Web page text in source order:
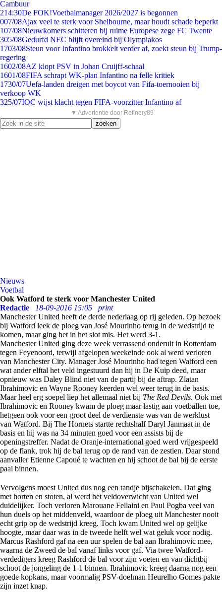
Cambuur
214:30De FOK!Voetbalmanager 2026/2027 is begonnen
007/08Ajax veel te sterk voor Shelbourne, maar houdt schade beperkt
107/08Nieuwkomers schitteren bij ruime Europese zege FC Twente
305/08Gedurfd NEC blijft overeind bij Olympiakos
1703/08Steun voor Infantino brokkelt verder af, zoekt steun bij Trump-
regering
1602/08AZ klopt PSV in Johan Cruijff-schaal
1601/08FIFA schrapt WK-plan Infantino na felle kritiek
1730/07Uefa-landen dreigen met boycot van Fifa-toernooien bij
verkoop WK
325/07IOC wijst klacht tegen FIFA-voorzitter Infantino af
▼ Advertentie door Refinery89
Nieuws
Voetbal
Ook Watford te sterk voor Manchester United
Redactie
18-09-2016 15:05
print
Manchester United heeft de derde nederlaag op rij geleden. Op bezoek
bij Watford leek de ploeg van José Mourinho terug in de wedstrijd te
komen, maar ging het in het slot mis. Het werd 3-1.
Manchester United ging deze week verrassend onderuit in Rotterdam
tegen Feyenoord, terwijl afgelopen weekeinde ook al werd verloren
van Manchester City. Manager José Mourinho had tegen Watford een
wat ander elftal het veld ingestuurd dan hij in De Kuip deed, maar
opnieuw was Daley Blind niet van de partij bij de aftrap. Zlatan
Ibrahimovic en Wayne Rooney keerden wel weer terug in de basis.
Maar heel erg soepel liep het allemaal niet bij The Red Devils. Ook met
Ibrahimovic en Rooney kwam de ploeg maar lastig aan voetballen toe,
hetgeen ook voor een groot deel de verdienste was van de werklust
van Watford. Bij The Hornets startte rechtshalf Daryl Janmaat in de
basis en hij was na 34 minuten goed voor een assists bij de
openingstreffer. Nadat de Oranje-international goed werd vrijgespeeld
op de flank, trok hij de bal terug op de rand van de zestien. Daar stond
aanvaller Etienne Capoué te wachten en hij schoot de bal bij de eerste
paal binnen.
Vervolgens moest United dus nog een tandje bijschakelen. Dat ging
met horten en stoten, al werd het veldoverwicht van United wel
duidelijker. Toch verloren Marouane Fellaini en Paul Pogba veel van
hun duels op het middenveld, waardoor de ploeg uit Manchester nooit
echt grip op de wedstrijd kreeg. Toch kwam United wel op gelijke
hoogte, maar daar was in de tweede helft wel wat geluk voor nodig.
Marcus Rashford gaf na een uur spelen de bal aan Ibrahimovic mee,
waarna de Zweed de bal vanaf links voor gaf. Via twee Watford-
verdedigers kreeg Rashford de bal voor zijn voeten en van dichtbij
schoot de jongeling de 1-1 binnen. Ibrahimovic kreeg daarna nog een
goede kopkans, maar voormalig PSV-doelman Heurelho Gomes pakte
zijn inzet knap.